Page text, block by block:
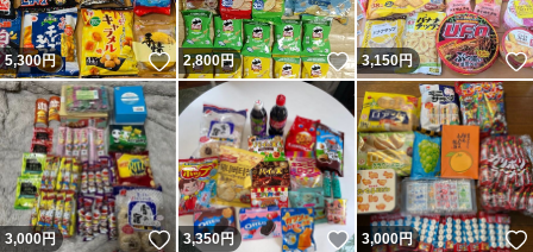
5,300円 いいね！
2,800円 いいね！
3,150円
3,000円 いいね！
3,350円 いいね！
3,000円